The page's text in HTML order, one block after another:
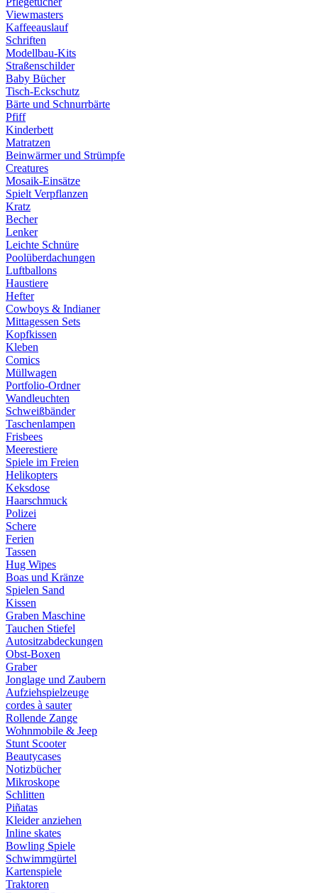
Viewmasters
Kaffeeauslauf
Schriften
Modellbau-Kits
Straßenschilder
Baby Bücher
Tisch-Eckschutz
Bärte und Schnurrbärte
Pfiff
Kinderbett
Matratzen
Beinwärmer und Strümpfe
Creatures
Mosaik-Einsätze
Spielt Verpflanzen
Kratz
Becher
Lenker
Leichte Schnüre
Poolüberdachungen
Luftballons
Haustiere
Hefter
Cowboys & Indianer
Mittagessen Sets
Kopfkissen
Kleben
Comics
Müllwagen
Portfolio-Ordner
Wandleuchten
Schweißbänder
Taschenlampen
Frisbees
Meerestiere
Spiele im Freien
Helikopters
Keksdose
Haarschmuck
Polizei
Schere
Ferien
Tassen
Hug Wipes
Boas und Kränze
Spielen Sand
Kissen
Graben Maschine
Tauchen Stiefel
Autositzabdeckungen
Obst-Boxen
Graber
Jonglage und Zaubern
Aufziehspielzeuge
cordes à sauter
Rollende Zange
Wohnmobile & Jeep
Stunt Scooter
Beautycases
Notizbücher
Mikroskope
Schlitten
Piñatas
Kleider anziehen
Inline skates
Bowling Spiele
Schwimmgürtel
Kartenspiele
Traktoren